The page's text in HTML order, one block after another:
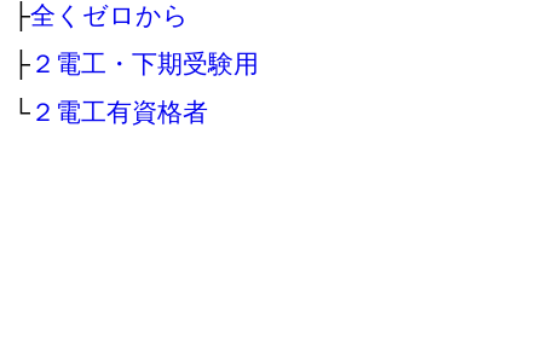
├全くゼロから
├ ２電工・下期受験用
└ ２電工有資格者